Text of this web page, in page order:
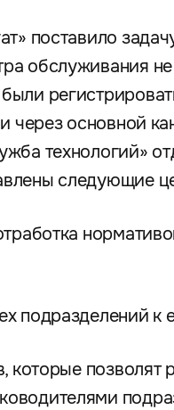
поставило
обслуживания
через основной
технологий»
следующие
подразделений
которые